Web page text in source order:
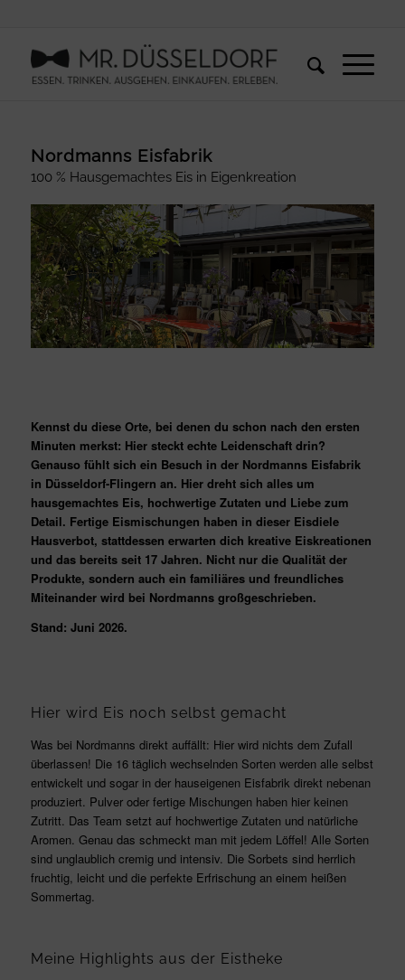
Nordmanns Eisfabrik
100 % Hausgemachtes Eis in Eigenkreation
Kennst du diese Orte, bei denen du schon nach den ersten
Minuten merkst: Hier steckt echte Leidenschaft drin?
Genauso fühlt sich ein Besuch in der Nordmanns Eisfabrik
in Düsseldorf-Flingern an. Hier dreht sich alles um
hausgemachtes Eis, hochwertige Zutaten und Liebe zum
Detail. Fertige Eismischungen haben in dieser Eisdiele
Hausverbot, stattdessen erwarten dich kreative Eiskreationen
und das bereits seit 17 Jahren. Nicht nur die Qualität der
Produkte, sondern auch ein familiäres und freundliches
Miteinander wird bei Nordmanns großgeschrieben.
Stand: Juni 2026.
Hier wird Eis noch selbst gemacht
Was bei Nordmanns direkt auffällt: Hier wird nichts dem Zufall
überlassen! Die 16 täglich wechselnden Sorten werden alle selbst
entwickelt und sogar in der hauseigenen Eisfabrik direkt nebenan
produziert. Pulver oder fertige Mischungen haben hier keinen
Zutritt. Das Team setzt auf hochwertige Zutaten und natürliche
Aromen. Genau das schmeckt man mit jedem Löffel! Alle Sorten
sind unglaublich cremig und intensiv. Die Sorbets sind herrlich
fruchtig, leicht und die perfekte Erfrischung an einem heißen
Sommertag.
Meine Highlights aus der Eistheke